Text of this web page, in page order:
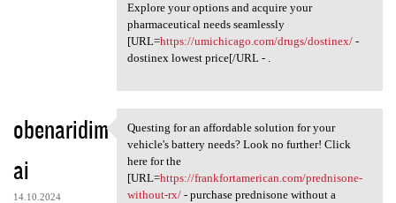
Explore your options and acquire your
pharmaceutical needs seamlessly
[URL=https://umichicago.com/drugs/dostinex/-
dostinex lowest price[/URL - .
obenaridim
ai
14.10.2024
Questing for an affordable
Questing for an affordable solution for your
vehicle's battery needs? Look no further! Click
here for the
[URL=https://frankfortamerican.com/prednisone-
without-rx/- purchase prednisone without a